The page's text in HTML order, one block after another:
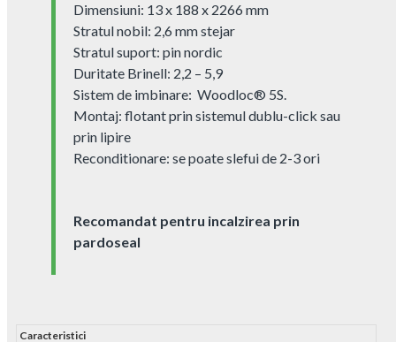
Dimensiuni: 13 x 188 x 2266 mm
Stratul nobil: 2,6 mm stejar
Stratul suport: pin nordic
Duritate Brinell: 2,2 – 5,9
Sistem de imbinare: Woodloc® 5S.
Montaj: flotant prin sistemul dublu-click sau
prin lipire
Reconditionare: se poate slefui de 2-3 ori
Recomandat pentru incalzirea prin
pardoseal
Caracteristici